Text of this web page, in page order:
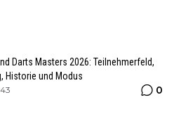
Darts Masters 2026: Teilnehmerfeld,
Historie und Modus
0